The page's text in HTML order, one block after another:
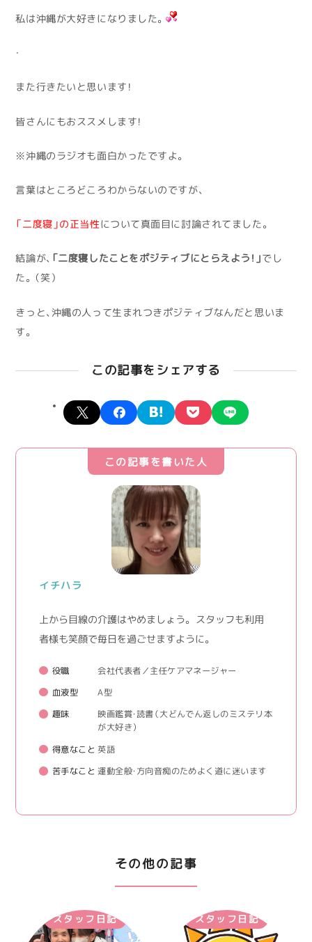
私は沖縄が大好きになりました。
・
また行きたいと思います！
皆さんにもおススメします！
※沖縄のラジオも面白かったですよ。
言葉はところどころわからないのですが、
「二度寝」の正当性について真面目に討論されてました。
結論が、 「二度寝したことをポジティブにとらえよう！」 でし
た。（笑）
きっと、沖縄の人って生まれつきポジティブなんだと思いま
す。
この記事をシェアする
X facebookhatena pocket
この記事を書いた人
イチハラ
上から目線の介護はやめましょう。 スタッフも利用
者様も笑顔で毎日を過ごせますように。
役職 会社代表者／主任ケアマネージャー
血液型 A型
趣味
映画鑑賞・読書（大どんでん返しのミステリ本
が大好き）
得意なこと 英語
苦手なこと 運動全般・方向音痴のためよく道に迷います
その他の記事
スタッフ日記 スタッフ日記